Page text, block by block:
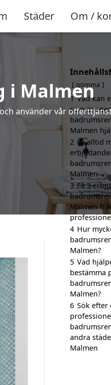
Städer Om /
i Malmen
använder vår
gömma
1 Vad kan
som är
Malmen
2 Få alltid
Malmen
3 Få 3
Malmen
4 Hur
Malmen?
5 Vad
bestämma
Malmen?
6 Sök efter
andra
Malmen